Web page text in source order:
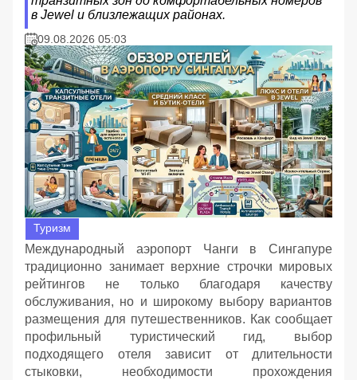
в Jewel и близлежащих районах.
09.08.2026 05:03
Туризм
Международный аэропорт Чанги в Сингапуре
традиционно занимает верхние строчки мировых
рейтингов не только благодаря качеству
обслуживания, но и широкому выбору вариантов
размещения для путешественников. Как сообщает
профильный туристический гид, выбор
подходящего отеля зависит от длительности
стыковки, необходимости прохождения